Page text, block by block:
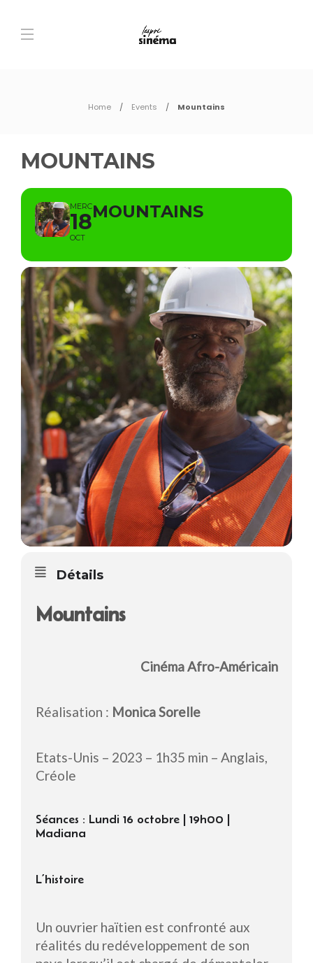
Home Events Mountains
MOUNTAINS
MERC
18
OCT
MOUNTAINS
Détails
Mountains
Cinéma Afro-Américain
Réalisation : Monica Sorelle
Etats-Unis – 2023 – 1h35 min – Anglais,
Créole
Séances : Lundi 16 octobre | 19h00 |
Madiana
L’histoire
Un ouvrier haïtien est confronté aux
réalités du redéveloppement de son